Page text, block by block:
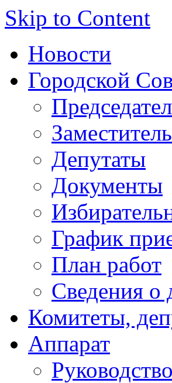
Skip to Content
Новости
Городской
Депутаты
Документы
График
План работ
Сведения о
Комитеты,
Аппарат
Руководство